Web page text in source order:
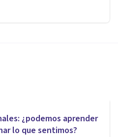
¿podemos aprender
lo que sentimos?